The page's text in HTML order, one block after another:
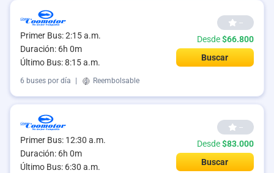
Primer Bus: 2:15 a.m.
Duración: 6h 0m
Último Bus: 8:15 a.m.
--
Desde$66.800
Buscar
6 buses por día Reembolsable
Primer Bus: 12:30 a.m.
Duración: 6h 0m
Último Bus: 6:30 a.m.
--
Desde$83.000
Buscar